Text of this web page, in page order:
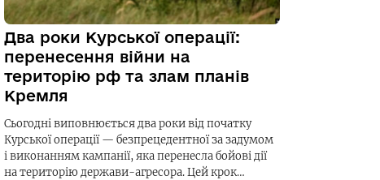
Два роки Курської операції:
перенесення війни на
територію рф та злам планів
Кремля
Сьогодні виповнюється два роки від початку
Курської операції — безпрецедентної за задумом
і виконанням кампанії, яка перенесла бойові дії
на територію держави-агресора. Цей крок…